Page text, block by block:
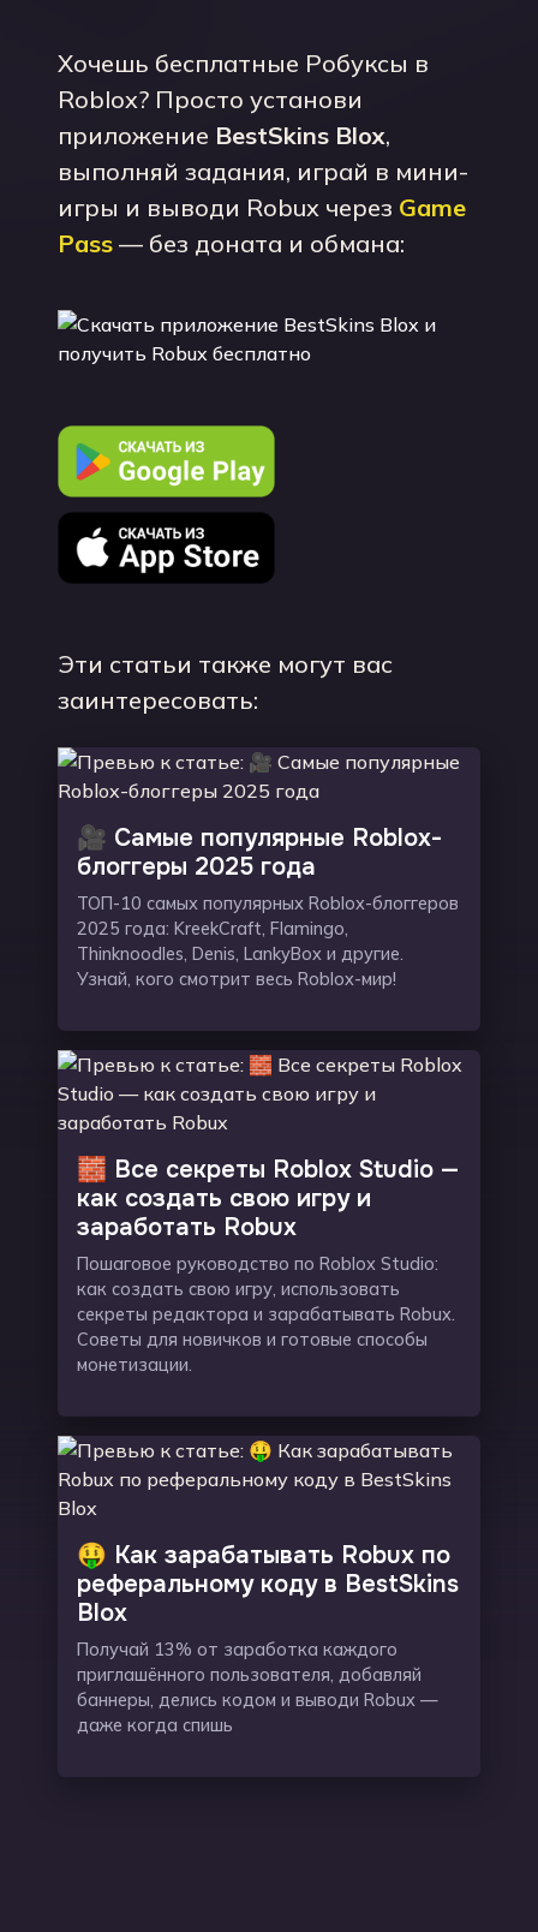
Хочешь бесплатные Робуксы в
Roblox? Просто установи
приложение BestSkins Blox,
выполняй задания, играй в мини-
игры и выводи Robux через Game
Pass — без доната и обмана:
Эти статьи также могут вас
заинтересовать:
🎥 Самые популярные Roblox-
блоггеры 2025 года
ТОП-10 самых популярных Roblox-блоггеров
2025 года: KreekCraft, Flamingo,
Thinknoodles, Denis, LankyBox и другие.
Узнай, кого смотрит весь Roblox-мир!
🧱 Все секреты Roblox Studio —
как создать свою игру и
заработать Robux
Пошаговое руководство по Roblox Studio:
как создать свою игру, использовать
секреты редактора и зарабатывать Robux.
Советы для новичков и готовые способы
монетизации.
🤑 Как зарабатывать Robux по
реферальному коду в BestSkins
Blox
Получай 13% от заработка каждого
приглашённого пользователя, добавляй
баннеры, делись кодом и выводи Robux —
даже когда спишь